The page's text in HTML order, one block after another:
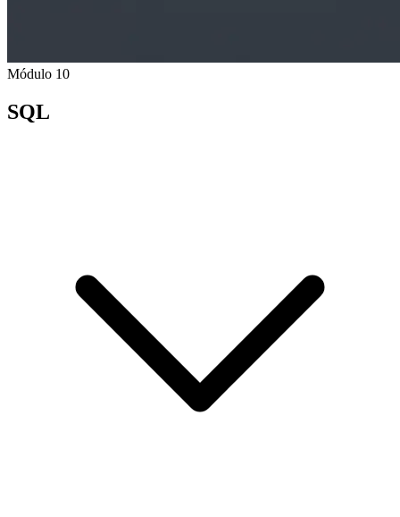
Módulo 10
SQL